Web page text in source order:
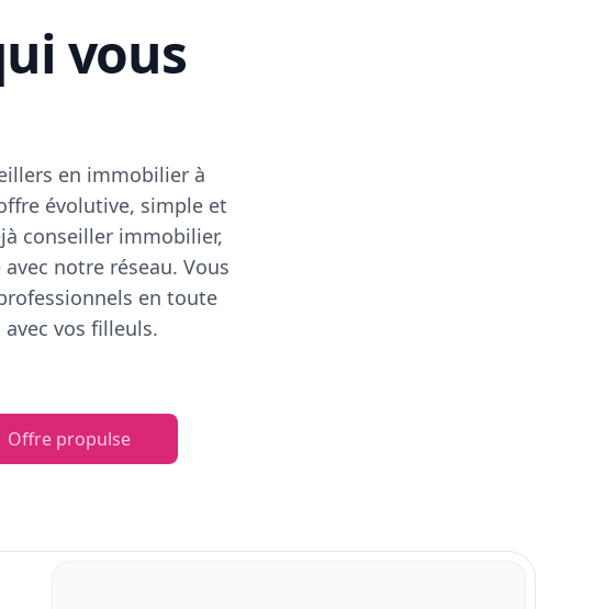
vous
en immobilier à
évolutive, simple et
conseiller immobilier,
notre réseau. Vous
en toute
vos filleuls.
Offre propulse